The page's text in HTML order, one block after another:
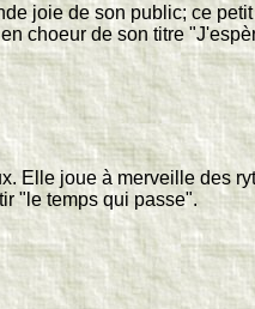
joie de son public; ce
choeur de son titre
Elle joue à merveille des
"le temps qui passe".